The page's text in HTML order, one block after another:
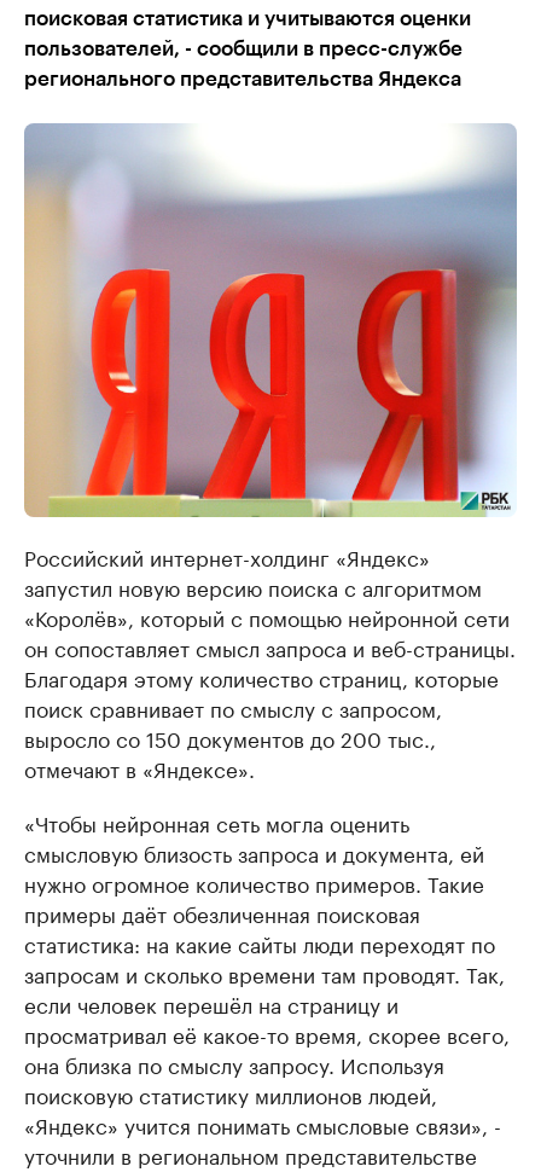
поисковая статистика и учитываются оценки
пользователей, - сообщили в пресс-службе
регионального представительства Яндекса
Российский интернет-холдинг «Яндекс»
запустил новую версию поиска с алгоритмом
«Королёв», который с помощью нейронной сети
он сопоставляет смысл запроса и веб-страницы.
Благодаря этому количество страниц, которые
поиск сравнивает по смыслу с запросом,
выросло со 150 документов до 200 тыс.,
отмечают в «Яндексе».
«Чтобы нейронная сеть могла оценить
смысловую близость запроса и документа, ей
нужно огромное количество примеров. Такие
примеры даёт обезличенная поисковая
статистика: на какие сайты люди переходят по
запросам и сколько времени там проводят. Так,
если человек перешёл на страницу и
просматривал её какое-то время, скорее всего,
она близка по смыслу запросу. Используя
поисковую статистику миллионов людей,
«Яндекс» учится понимать смысловые связи», -
уточнили в региональном представительстве